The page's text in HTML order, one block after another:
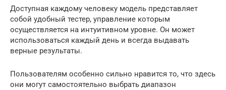
Доступная каждому человеку модель представляет
собой удобный тестер, управление которым
осуществляется на интуитивном уровне. Он может
использоваться каждый день и всегда выдавать
верные результаты.
Пользователям особенно сильно нравится то, что здесь
они могут самостоятельно выбрать диапазон